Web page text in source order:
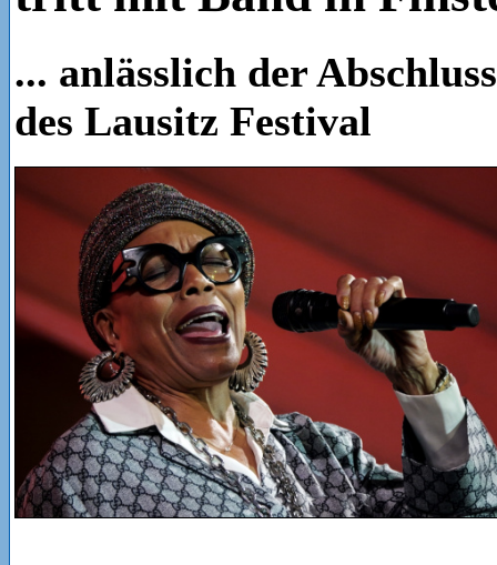
... anlässlich der
des Lausitz Festival